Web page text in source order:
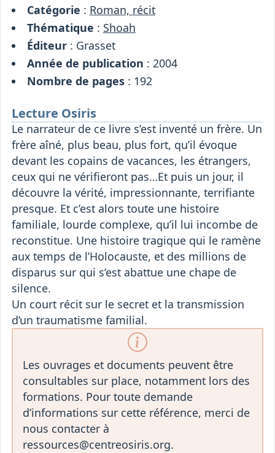
Catégorie : Roman, récit
Thématique : Shoah
Éditeur: Grasset
Année de publication : 2004
Nombre de pages: 192
Lecture Osiris
Le narrateur de ce livre s’est inventé un frère. Un
frère aîné, plus beau, plus fort, qu’il évoque
devant les copains de vacances, les étrangers,
ceux qui ne vérifieront pas…Et puis un jour, il
découvre la vérité, impressionnante, terrifiante
presque. Et c’est alors toute une histoire
familiale, lourde complexe, qu’il lui incombe de
reconstitue. Une histoire tragique qui le ramène
aux temps de l’Holocauste, et des millions de
disparus sur qui s’est abattue une chape de
silence.
Un court récit sur le secret et la transmission
d’un traumatisme familial.
Les ouvrages et documents peuvent être
consultables sur place, notamment lors des
formations. Pour toute demande
d’informations sur cette référence, merci de
nous contacter à
ressources@centreosiris.org.